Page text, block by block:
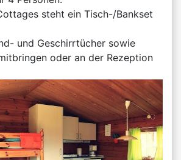
steht ein Tisch-/Bankset
und Geschirrtücher sowie
oder an der Rezeption
found